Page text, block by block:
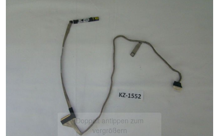
Doppelt antippen zum
vergrößern